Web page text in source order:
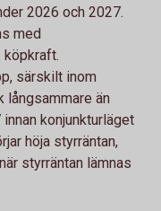
2026 och 2027.
med
köpkraft.
särskilt inom
än
konjunkturläget
höja styrräntan,
styrräntan lämnas